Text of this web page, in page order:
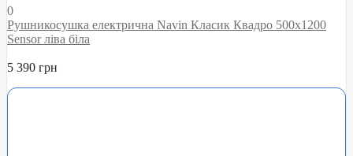
0
Рушникосушка електрична Navin Класик Квадро 500х1200
Sensor ліва біла
5 390 грн